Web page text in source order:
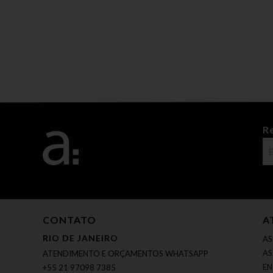
CONTATO
RIO DE JANEIRO
ATENDIMENTO E ORÇAMENTOS WHATSAPP
+55 21 97098 7385